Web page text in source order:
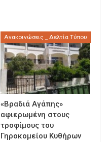
Ανακοινώσεις _ Δελτία Τύπου
«Βραδιά Αγάπης»
αφιερωμένη στους
τροφίμους του
Γηροκομείου Κυθήρων